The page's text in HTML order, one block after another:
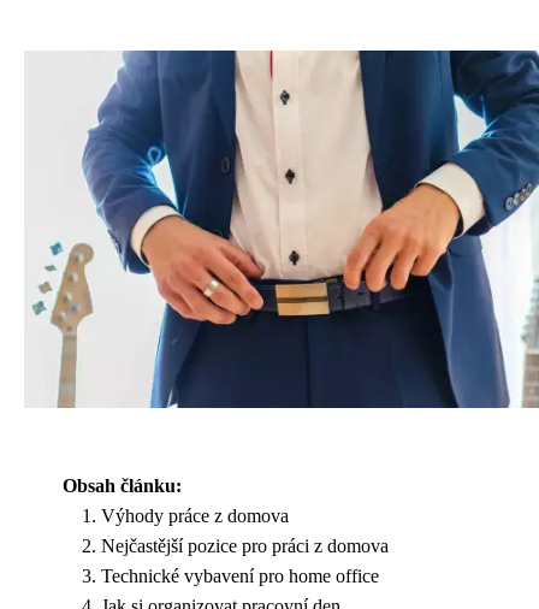
Obsah článku:
Výhody práce z domova
Nejčastější pozice pro práci z domova
Technické vybavení pro home office